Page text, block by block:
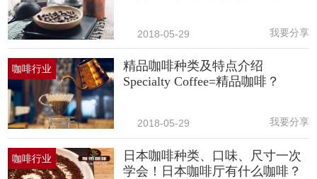
2018-05-29 我要分享
咖啡行业
精品咖啡种类及特点介绍
Specialty Coffee=精品咖啡？
2018-05-29 我要分享
咖啡行业
日本咖啡种类、口味、尺寸一次
学会！日本咖啡厅有什么咖啡？